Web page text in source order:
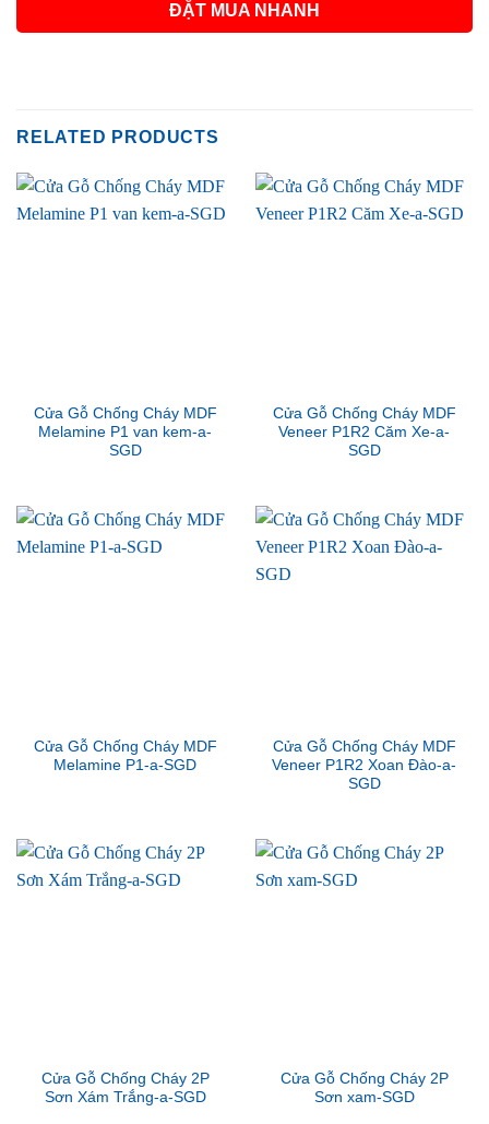
ĐẶT MUA NHANH
RELATED PRODUCTS
Cửa Gỗ Chống Cháy MDF
Melamine P1 van kem-a-
SGD
Cửa Gỗ Chống Cháy MDF
Veneer P1R2 Căm Xe-a-
SGD
Cửa Gỗ Chống Cháy MDF
Melamine P1-a-SGD
Cửa Gỗ Chống Cháy MDF
Veneer P1R2 Xoan Đào-a-
SGD
Cửa Gỗ Chống Cháy 2P
Sơn Xám Trắng-a-SGD
Cửa Gỗ Chống Cháy 2P
Sơn xam-SGD